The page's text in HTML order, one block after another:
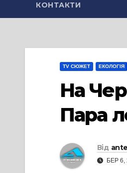
КОНТАКТИ
TV СЮЖЕТ ЕКОЛОГІЯ
На
Пара
Від
БЕР 6,